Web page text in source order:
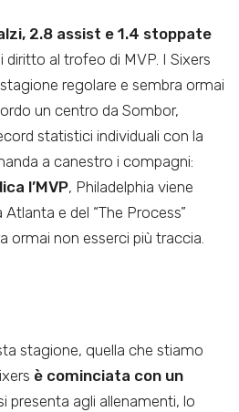
2.8 assist e 1.4 stoppate
diritto al trofeo di MVP. I Sixers
regolare e sembra ormai
un centro da Sombor,
statistici individuali con la
a canestro i compagni:
l’MVP, Philadelphia viene
e del “The Process”
ormai non esserci più traccia.
stagione, quella che stiamo
è cominciata con un
presenta agli allenamenti, lo